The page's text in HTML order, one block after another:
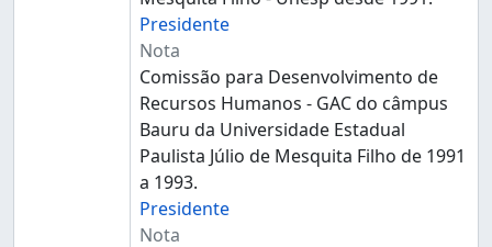
Presidente
Nota
Comissão para Desenvolvimento de
Recursos Humanos - GAC do câmpus
Bauru da Universidade Estadual
Paulista Júlio de Mesquita Filho de 1991
a 1993.
Presidente
Nota